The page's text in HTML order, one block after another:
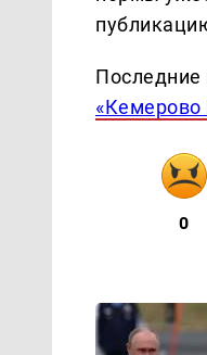
Последние
«Кемерово
0